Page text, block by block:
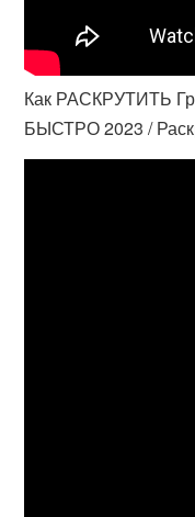
Как РАСКРУТИТЬ
БЫСТРО 2023 /